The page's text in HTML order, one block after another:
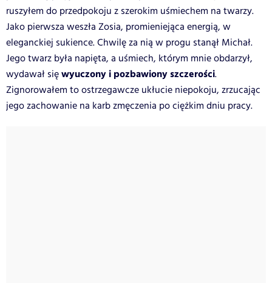
ruszyłem do przedpokoju z szerokim uśmiechem na twarzy.
Jako pierwsza weszła Zosia, promieniejąca energią, w
eleganckiej sukience. Chwilę za nią w progu stanął Michał.
Jego twarz była napięta, a uśmiech, którym mnie obdarzył,
wydawał sięwyuczony i pozbawiony szczerości.
Zignorowałem to ostrzegawcze ukłucie niepokoju, zrzucając
jego zachowanie na karb zmęczenia po ciężkim dniu pracy.